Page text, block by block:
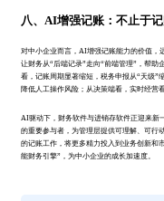
八、AI增强记账：不止于
对中小企业而言，AI增强记账能力的价值，
让财务从“后端记录”走向“前端管理”，帮助
看，记账周期显著缩短，税务申报从“天级”
降低人工操作风险；从决策端看，实时经营
AI驱动下，财务软件与进销存软件正迎来新
的重要参与者，为管理层提供可理解、可行
的记账工作，将更多精力投入到业务创新和
能财务引擎”，为中小企业的成长加速度。